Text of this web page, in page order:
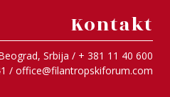
Kontakt
Srbija / + 381 11 40 600
/ office@filantropskiforum.com